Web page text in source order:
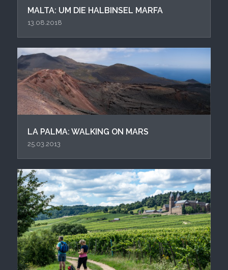
MALTA: UM DIE HALBINSEL MARFA
13.08.2018
LA PALMA: WALKING ON MARS
25.03.2013